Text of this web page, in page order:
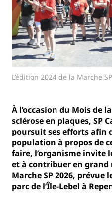
L’édition 2024 de la Marche
À l’occasion du Mois de
sclérose en plaques, SP
poursuit ses efforts afin
population à propos de
faire, l’organisme invite
et à contribuer en grand
Marche SP 2026, prévue
parc de l’Île-Lebel à